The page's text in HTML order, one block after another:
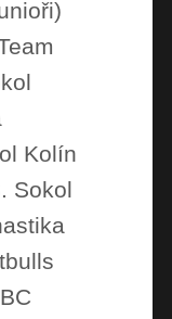
Kolín
Sokol